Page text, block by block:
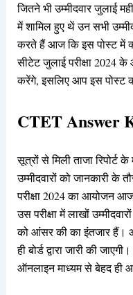
जितने भी उम्मीदवार जुलाई
में शामिल हुए थें उन सभी
करते हैं आज कि इस पोस्ट में
सीटेट जुलाई परीक्षा 2024
करेंगे, इसलिए आप इस पोस्ट
CTET Answer
सूत्रों से मिली ताजा रिपोर्ट
उम्मीदवारों को जानकारी के
परीक्षा 2024 का आयोजन
उस परीक्षा में लाखों
को आंसर की का इंतजार हैं।
ही बोर्ड द्वारा जारी की
ऑनलाइन माध्यम से बेहद